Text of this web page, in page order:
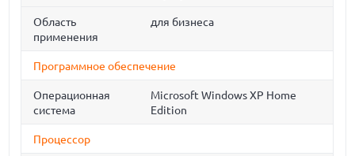
Область
применения
для бизнеса
Программное обеспечение
Операционная
система
Microsoft Windows XP Home
Edition
Процессор